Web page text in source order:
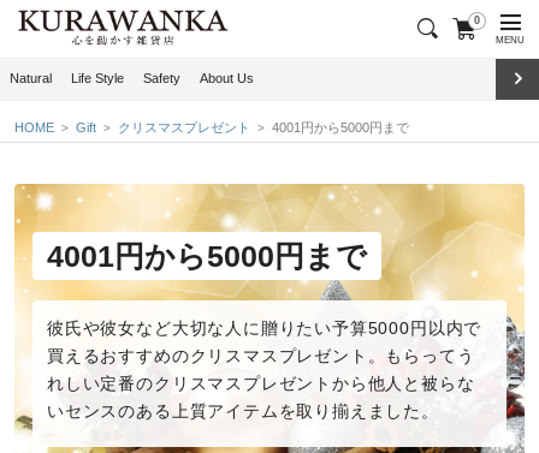
0
MENU
Natural Life Style Safety About Us
HOME Gift クリスマスプレゼント 4001円から5000円まで
4001円から5000円まで
彼氏や彼女など大切な人に贈りたい予算5000円以内で
買えるおすすめのクリスマスプレゼント。もらってう
れしい定番のクリスマスプレゼントから他人と被らな
いセンスのある上質アイテムを取り揃えました。